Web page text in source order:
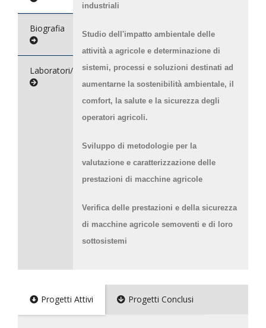
Biografia
Laboratori/Servizi
industriali
Studio dell'impatto ambientale delle
attività a agricole e determinazione di
sistemi, processi e soluzioni destinati ad
aumentarne la sostenibilità ambientale, il
comfort, la salute e la sicurezza degli
operatori agricoli.
Sviluppo di metodologie per la
valutazione e caratterizzazione delle
prestazioni di macchine agricole
Verifica delle prestazioni e della sicurezza
di macchine agricole semoventi e di loro
sottosistemi
Progetti Attivi Progetti Conclusi